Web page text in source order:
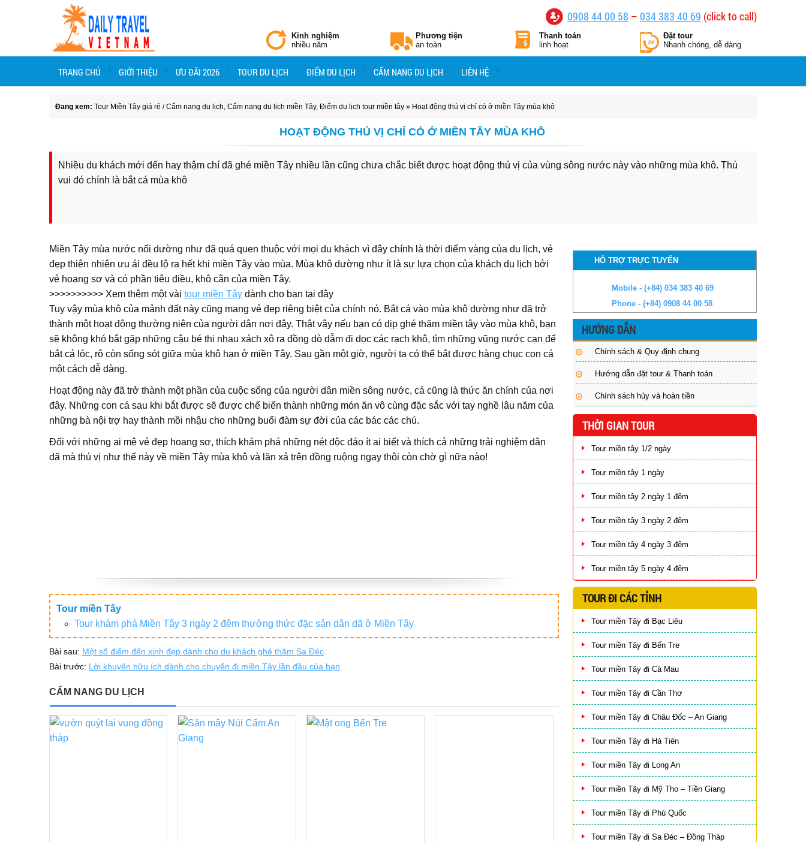
0908 44 00 58 – 034 383 40 69 (click to call)
Kinh nghiệm
nhiều năm
Phương tiện
an toàn
Thanh toán
linh hoạt
Đặt tour
Nhanh chóng, dễ dàng
TRANG CHỦ GIỚI THIỆU ƯU ĐÃI 2026 TOUR DU LỊCH ĐIỂM DU LỊCH CẨM NANG DU LỊCH LIÊN HỆ
Đang xem: Tour Miền Tây giá rẻ /Cẩm nang du lịch, Cẩm nang du lịch miền Tây, Điểm du lịch tour miền tây » Hoạt động thú vị chỉ có ở miền Tây mùa khô
HOẠT ĐỘNG THÚ VỊ CHỈ CÓ Ở MIỀN TÂY MÙA KHÔ
Nhiều du khách mới đến hay thậm chí đã ghé miền Tây nhiều lần cũng chưa chắc biết được hoạt động thú vị của vùng sông nước này vào những mùa khô. Thú
vui đó chính là bắt cá mùa khô
Miền Tây mùa nước nổi dường như đã quá quen thuộc với mọi du khách vì đây chính là thời điểm vàng của du lịch, vẻ
đẹp thiên nhiên ưu ái đều lộ ra hết khi miền Tây vào mùa. Mùa khô dường như ít là sự lựa chọn của khách du lịch bởi
vẻ hoang sơ và có phần tiêu điều, khô cằn của miền Tây.
>>>>>>>>>> Xem thêm một vài tour miền Tây dành cho bạn tại đây
Tuy vậy mùa khô của mảnh đất này cũng mang vẻ đẹp riêng biệt của chính nó. Bắt cá vào mùa khô dường như đã trở
thành một hoạt động thường niên của người dân nơi đây. Thật vậy nếu bạn có dịp ghé thăm miền tây vào mùa khô, bạn
sẽ không khó bắt gặp những cậu bé thi nhau xách xô ra đồng dò dẫm đi dọc các rạch khô, tìm những vũng nước cạn để
bắt cá lóc, rô còn sống sót giữa mùa khô hạn ở miền Tây. Sau gần một giờ, người ta có thể bắt được hàng chục con cá
một cách dễ dàng.
Hoạt động này đã trở thành một phần của cuộc sống của người dân miền sông nước, cá cũng là thức ăn chính của nơi
đây. Những con cá sau khi bắt được sẽ được chế biến thành những món ăn vô cùng đặc sắc với tay nghề lâu năm của
những bà nội trợ hay thành mồi nhậu cho những buổi đàm sự đời của các bác các chú.
Đối với những ai mê vẻ đẹp hoang sơ, thích khám phá những nét độc đáo ít ai biết và thích cả những trải nghiệm dân
dã mà thú vị như thế này về miền Tây mùa khô và lăn xả trên đồng ruộng ngay thôi còn chờ gì nữa nào!
Tour miền Tây
Tour khám phá Miền Tây 3 ngày 2 đêm thưởng thức đặc sản dân dã ở Miền Tây
Bài sau: Một số điểm đến xinh đẹp dành cho du khách ghé thăm Sa Đéc
Bài trước: Lời khuyên hữu ích dành cho chuyến đi miền Tây lần đầu của bạn
CẨM NANG DU LỊCH
HỖ TRỢ TRỰC TUYẾN
Mobile - (+84) 034 383 40 69
Phone - (+84) 0908 44 00 58
HƯỚNG DẪN
Chính sách & Quy định chung
Hướng dẫn đặt tour & Thanh toán
Chính sách hủy và hoàn tiền
THỜI GIAN TOUR
Tour miền tây 1/2 ngày
Tour miền tây 1 ngày
Tour miền tây 2 ngày 1 đêm
Tour miền tây 3 ngày 2 đêm
Tour miền tây 4 ngày 3 đêm
Tour miền tây 5 ngày 4 đêm
TOUR ĐI CÁC TỈNH
Tour miền Tây đi Bạc Liêu
Tour miền Tây đi Bến Tre
Tour miền Tây đi Cà Mau
Tour miền Tây đi Cần Thơ
Tour miền Tây đi Châu Đốc – An Giang
Tour miền Tây đi Hà Tiên
Tour miền Tây đi Long An
Tour miền Tây đi Mỹ Tho – Tiền Giang
Tour miền Tây đi Phú Quốc
Tour miền Tây đi Sa Đéc – Đồng Tháp